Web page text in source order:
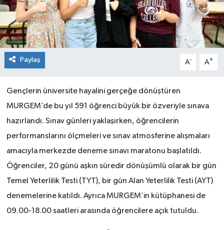
Paylaş A- A+
Gençlerin üniversite hayalini gerçeğe dönüştüren
MURGEM’de bu yıl 591 öğrenci büyük bir özveriyle sınava
hazırlandı. Sınav günleri yaklaşırken, öğrencilerin
performanslarını ölçmeleri ve sınav atmosferine alışmaları
amacıyla merkezde deneme sınavı maratonu başlatıldı.
Öğrenciler, 20 günü aşkın süredir dönüşümlü olarak bir gün
Temel Yeterlilik Testi (TYT), bir gün Alan Yeterlilik Testi (AYT)
denemelerine katıldı. Ayrıca MURGEM’in kütüphanesi de
09.00-18.00 saatleri arasında öğrencilere açık tutuldu.